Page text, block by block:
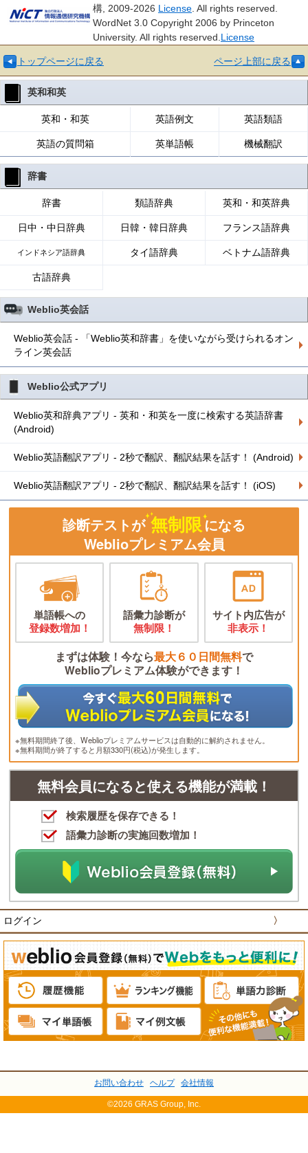
構, 2009-2026 License . All rights reserved.
WordNet 3.0 Copyright 2006 by Princeton
University. All rights reserved. License
トップページに戻る ページ上部に戻る
英和和英
英和・和英 英語例文 英語類語
英語の質問箱 英単語帳 機械翻訳
辞書
辞書 類語辞典 英和・和英辞典
日中・中日辞典 日韓・韓日辞典 フランス語辞典
インドネシア語辞典 タイ語辞典 ベトナム語辞典
古語辞典
Weblio英会話
Weblio英会話 - 「Weblio英和辞書」を使いながら受けられるオン
ライン英会話
Weblio公式アプリ
Weblio英和辞典アプリ - 英和・和英を一度に検索する英語辞書
(Android)
Weblio英語翻訳アプリ - 2秒で翻訳、翻訳結果を話す！ (Android)
Weblio英語翻訳アプリ - 2秒で翻訳、翻訳結果を話す！ (iOS)
診断テストが 無制限になる
Weblioプレミアム会員
単語帳への
登録数増加！
語彙力診断が
無制限！
サイト内広告が
非表示！
まずは体験！今なら最大６０日間無料で
Weblioプレミアム体験ができます！
※無料期間終了後、Weblioプレミアムサービスは自動的に解約されません。
※無料期間が終了すると月額330円(税込)が発生します。
無料会員になると使える機能が満載！
検索履歴を保存できる！
語彙力診断の実施回数増加！
ログイン 〉
お問い合わせ ヘルプ 会社情報
©2026 GRAS Group, Inc.